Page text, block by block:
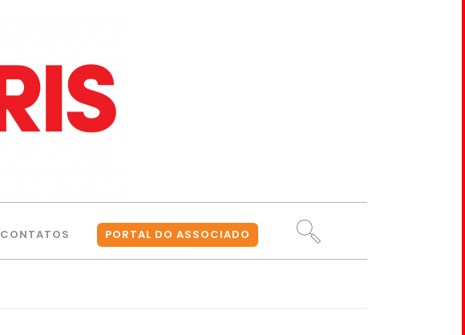
CONTATOS PORTAL DO ASSOCIADO